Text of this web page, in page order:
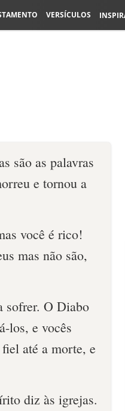
VERSÍCULOS
são as palavras
e tornou a
você é rico!
mas não são,
sofrer. O Diabo
los, e vocês
até a morte, e
diz às igrejas.